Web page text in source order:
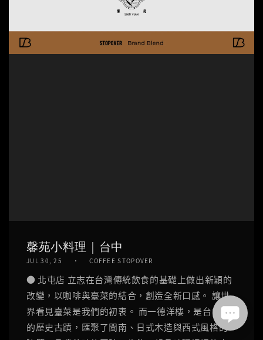
馨苑小料理｜台中
JUL 30, 25 COFFEE STOPOVER
● 北屯店 立志在台灣傳統飲食的基礎上做出新穎的
改變，以咖啡與臺菜的結合，創造全新口感。 讓世
界看見臺菜是我們的初衷。 而一德洋樓，是台中市
的歷史古蹟，匯聚了閩南、日式木造與西式風格的